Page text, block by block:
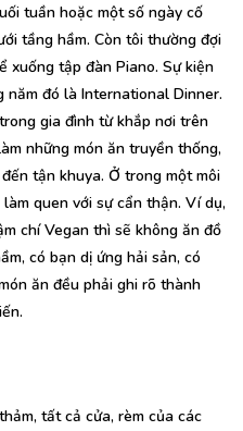
tuần hoặc một số ngày cố
tầng hầm. Còn tôi thường đợi
xuống tập đàn Piano. Sự kiện
đó là International Dinner.
gia đình từ khắp nơi trên
những món ăn truyền thống,
tận khuya. Ở trong một môi
quen với sự cẩn thận. Ví dụ,
chí Vegan thì sẽ không ăn đồ
có bạn dị ứng hải sản, có
ăn đều phải ghi rõ thành
tất cả cửa, rèm của các